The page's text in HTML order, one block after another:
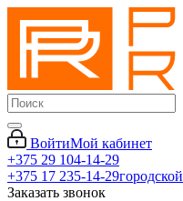
ВойтиМой кабинет
+375 29 104-14-29
+375 17 235-14-29городской
Заказать звонок